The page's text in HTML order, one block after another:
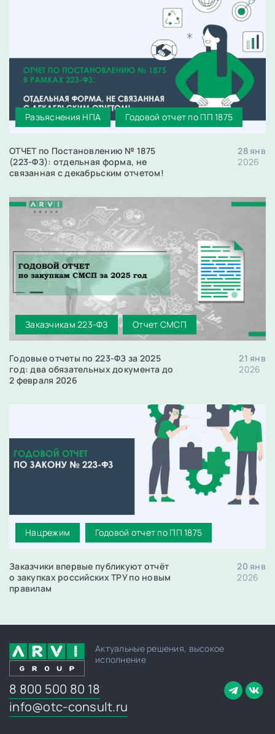
Разъяснения НПА Годовой отчет по ПП 1875
ОТЧЕТ по Постановлению № 1875
(223-ФЗ): отдельная форма, не
связанная с декабрьским отчетом!
28 янв
2026
Заказчикам 223-ФЗ Отчет СМСП
Годовые отчеты по 223-ФЗ за 2025
год: два обязательных документа до
2 февраля 2026
21 янв
2026
Нацрежим Годовой отчет по ПП 1875
Заказчики впервые публикуют отчёт
о закупках российских ТРУ по новым
правилам
20 янв
2026
Актуальные решения, высокое
исполнение
8 800 500 80 18
info@otc-consult.ru